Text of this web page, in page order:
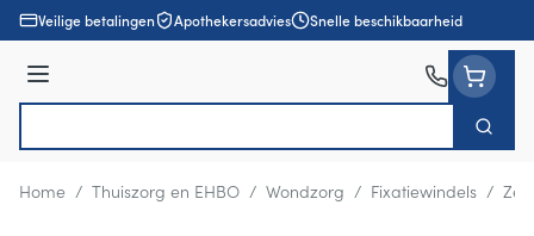
Ga naar de inhoud
Veilige betalingen Apothekersadvies Snelle beschikbaarheid
Menu
Zoek
Home / Thuiszorg en EHBO / Wondzorg / Fixatiewindels /